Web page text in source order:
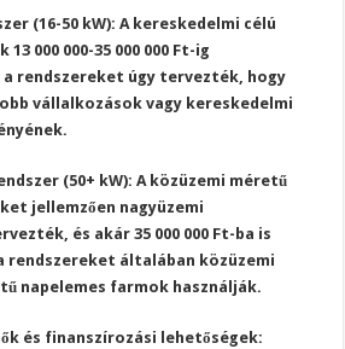
(16-50 kW): A kereskedelmi célú
000 000-35 000 000 Ft-ig
rendszereket úgy tervezték, hogy
vállalkozások vagy kereskedelmi
(50+ kW): A közüzemi méretű
jellemzően nagyüzemi
és akár 35 000 000 Ft-ba is
rendszereket általában közüzemi
napelemes farmok használják.
és finanszírozási lehetőségek: